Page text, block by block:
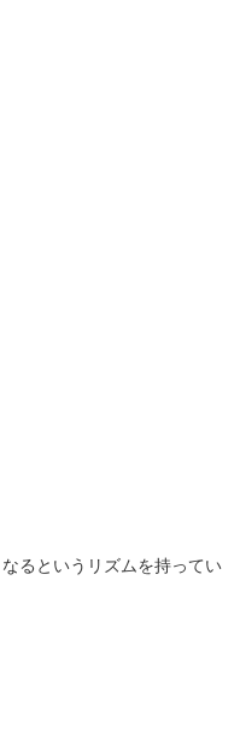
るというリズムを持ってい